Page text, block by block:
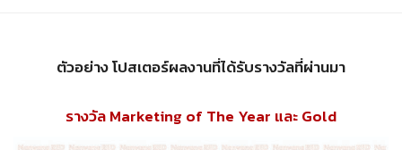
ตัวอย่าง โปสเตอร์ผลงานที่ได้รับรางวัลที่ผ่านมา
รางวัล Marketing of The Year และ Gold